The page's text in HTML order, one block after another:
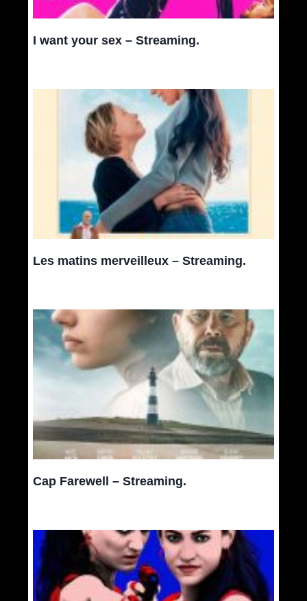
I want your sex – Streaming.
Les matins merveilleux – Streaming.
Cap Farewell – Streaming.